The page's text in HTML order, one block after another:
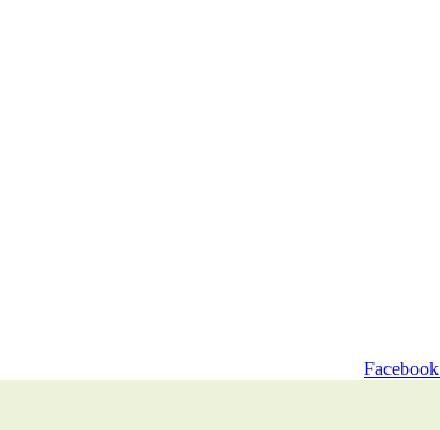
Facebook